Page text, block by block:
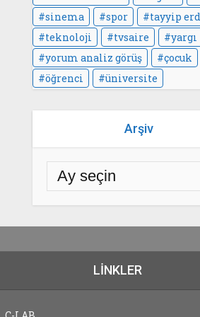
sinema
spor
tayyip
teknoloji
tvsaire
yargı
yorum analiz görüş
çocuk
öğrenci
üniversite
Arşiv
LINKLER